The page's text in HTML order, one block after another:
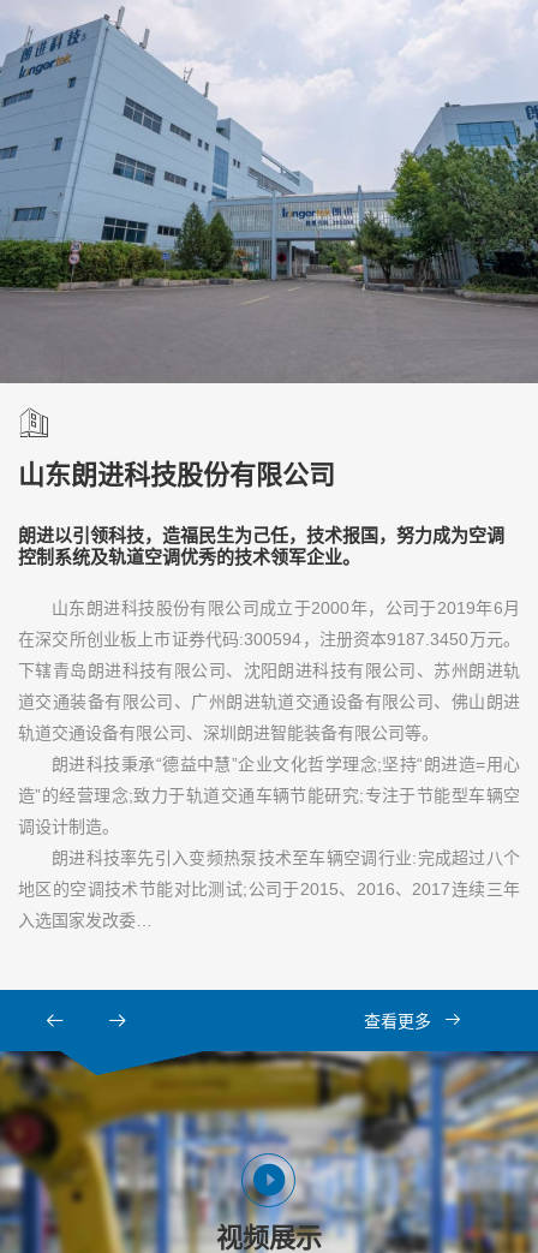
山东朗进科技股份有限公司
朗进以引领科技，造福民生为己任，技术报国，努力成为空调
控制系统及轨道空调优秀的技术领军企业。
山东朗进科技股份有限公司成立于2000年，公司于2019年6月
在深交所创业板上市证券代码:300594，注册资本9187.3450万元。
下辖青岛朗进科技有限公司、沈阳朗进科技有限公司、苏州朗进轨
道交通装备有限公司、广州朗进轨道交通设备有限公司、佛山朗进
轨道交通设备有限公司、深圳朗进智能装备有限公司等。
朗进科技秉承“德益中慧”企业文化哲学理念;坚持“朗进造=用心
造”的经营理念;致力于轨道交通车辆节能研究;专注于节能型车辆空
调设计制造。
朗进科技率先引入变频热泵技术至车辆空调行业:完成超过八个
地区的空调技术节能对比测试;公司于2015、2016、2017连续三年
入选国家发改委…
查看更多
视频展示